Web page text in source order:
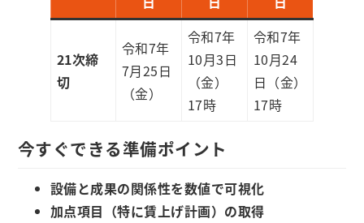
21次締
切
令和7年
7月25日
（金）
令和7年
10月3日
（金）
17時
令和7年
10月24
日（金）
17時
今すぐできる準備ポイント
設備と成果の関係性を数値で可視化
加点項目（特に賃上げ計画）の取得